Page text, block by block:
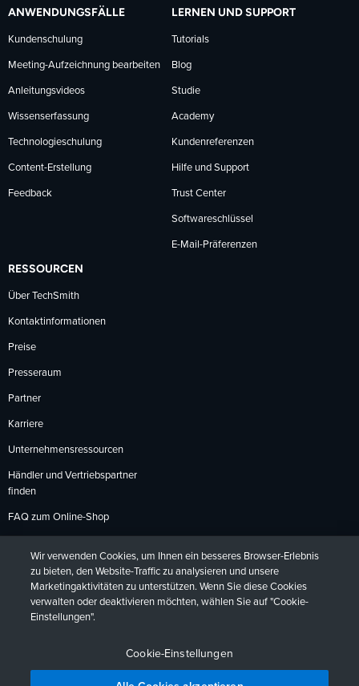
ANWENDUNGSFÄLLE
Kundenschulung
Meeting-Aufzeichnung bearbeiten
Anleitungsvideos
Wissenserfassung
Technologieschulung
Content-Erstellung
Feedback
LERNEN UND SUPPORT
Tutorials
Blog
Studie
Academy
Kundenreferenzen
Hilfe und Support
Trust Center
Softwareschlüssel
E-Mail-Präferenzen
RESSOURCEN
Über TechSmith
Kontaktinformationen
Preise
Presseraum
Partner
Karriere
Unternehmensressourcen
Händler und Vertriebspartner
finden
FAQ zum Online-Shop
Rückgabebedingungen
DeutschFrançaisEspañol日本語
Wir verwenden Cookies, um Ihnen ein besseres Browser-Erlebnis
zu bieten, den Website-Traffic zu analysieren und unsere
Marketingaktivitäten zu unterstützen. Wenn Sie diese Cookies
verwalten oder deaktivieren möchten, wählen Sie auf "Cookie-
Einstellungen".
Cookie-Einstellungen